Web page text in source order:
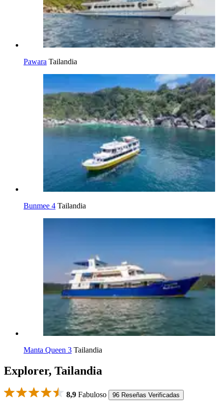
Pawara Tailandia
Bunmee 4 Tailandia
Manta Queen 3 Tailandia
Explorer, Tailandia
8,9 Fabuloso 96 Reseñas Verificadas